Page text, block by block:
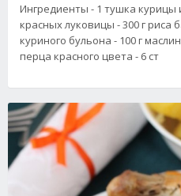
Ингредиенты - 1 тушка курицы
красных луковицы - 300 г риса
куриного бульона - 100 г
перца красного цвета - 6 ст